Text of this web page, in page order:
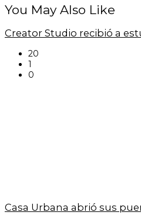
You May Also Like
Creator Studio recibió a
20
1
0
Casa Urbana abrió sus